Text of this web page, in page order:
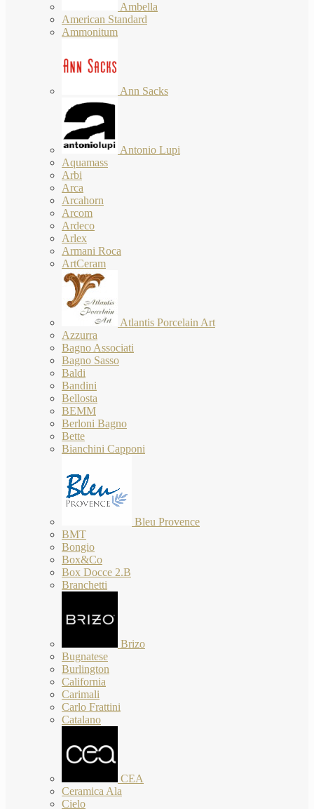
Ambella
American Standard
Ammonitum
Ann Sacks
Antonio Lupi
Aquamass
Arbi
Arca
Arcahorn
Arcom
Ardeco
Arlex
Armani Roca
ArtCeram
Atlantis Porcelain Art
Azzurra
Bagno Associati
Bagno Sasso
Baldi
Bandini
Bellosta
BEMM
Berloni Bagno
Bette
Bianchini Capponi
Bleu Provence
BMT
Bongio
Box&Co
Box Docce 2.B
Branchetti
Brizo
Bugnatese
Burlington
California
Carimali
Carlo Frattini
Catalano
CEA
Ceramica Ala
Cielo